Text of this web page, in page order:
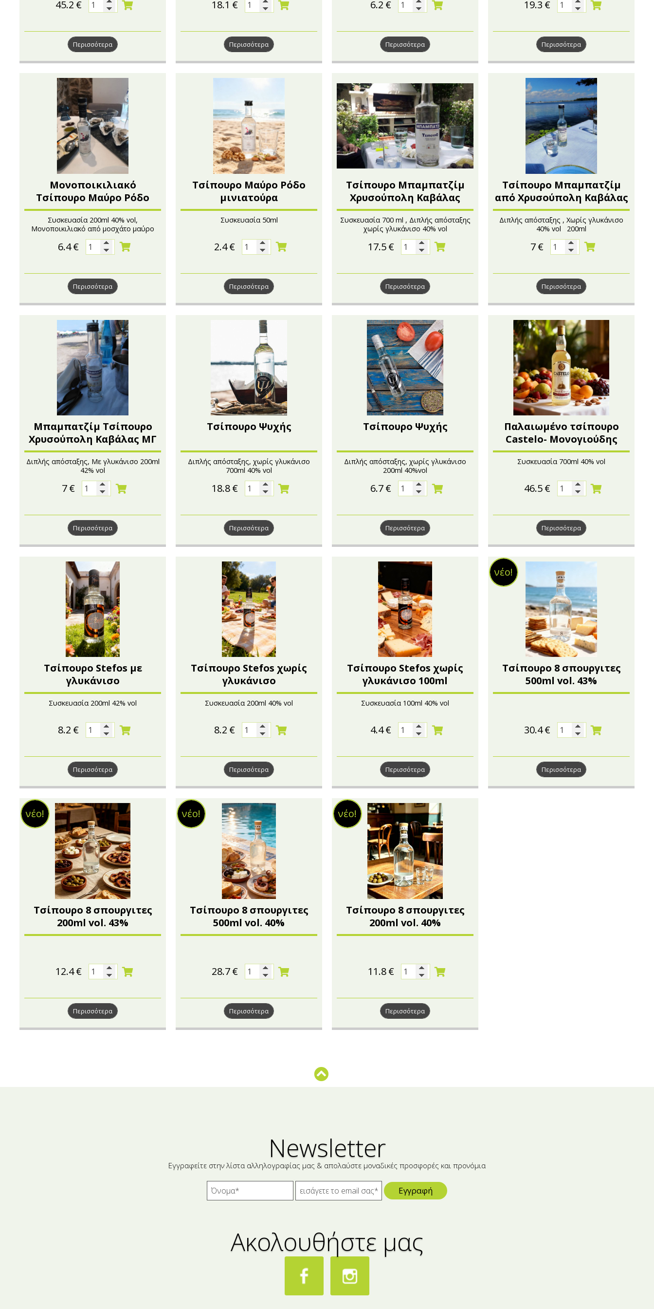
45.2 €
Περισσότερα
18.1 €
Περισσότερα
6.2 €
Περισσότερα
19.3 €
Περισσότερα
Μονοποικιλιακό
Τσίπουρο Μαύρο Ρόδο
Συσκευασία 200ml 40% vol,
Μονοποικιλιακό από μοσχάτο μαύρο
Τυρνάβου, χωρίς γλυκάνισο
6.4€
Περισσότερα
Τσίπουρο Μαύρο Ρόδο
μινιατούρα
Συσκευασία 50ml
2.4€
Περισσότερα
Τσίπουρο Μπαμπατζίμ
Χρυσούπολη Καβάλας
Συσκευασία 700 ml , Διπλής απόσταξης
χωρίς γλυκάνισο 40% vol
17.5 €
Περισσότερα
Τσίπουρο Μπαμπατζίμ
από Χρυσούπολη Καβάλας
Διπλής απόσταξης , Xωρίς γλυκάνισο
40% vol 200ml
7€
Περισσότερα
Μπαμπατζίμ Τσίπουρο
Χρυσούπολη Καβάλας ΜΓ
Διπλής απόσταξης, Με γλυκάνισο 200ml
42% vol
7€
Περισσότερα
Τσίπουρο Ψυχής
Διπλής απόσταξης, χωρίς γλυκάνισο
700ml 40% vol
18.8 €
Περισσότερα
Τσίπουρο Ψυχής
Διπλής απόσταξης, χωρίς γλυκάνισο
200ml 40%vol
6.7€
Περισσότερα
Παλαιωμένο τσίπουρο
Castelo- Μονογιούδης
Συσκευασία 700ml 40% vol
46.5 €
Περισσότερα
Τσίπουρο Stefos με
γλυκάνισο
Συσκευασία 200ml 42% vol
8.2 €
Περισσότερα
Τσίπουρο Stefos χωρίς
γλυκάνισο
Συσκευασία 200ml 40% vol
8.2 €
Περισσότερα
Τσίπουρο Stefos χωρίς
γλυκάνισο 100ml
Συσκευασία 100ml 40% vol
4.4€
Περισσότερα
Τσίπουρο 8 σπουργιτες
500ml vol. 43%
30.4 €
Περισσότερα
νέο!
Τσίπουρο 8 σπουργιτες
200ml vol. 43%
12.4 €
Περισσότερα
νέο!
Τσίπουρο 8 σπουργιτες
500ml vol. 40%
28.7 €
Περισσότερα
νέο!
Τσίπουρο 8 σπουργιτες
200ml vol. 40%
11.8 €
Περισσότερα
νέο!
Newsletter
Εγγραφείτε στην λίστα αλληλογραφίας μας & απολαύστε μοναδικές προσφορές και προνόμια
Εγγραφή
Ακολουθήστε μας